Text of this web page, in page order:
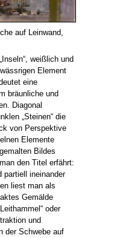
auf Leinwand,
weißlich und
Element
eine
bräunliche und
Diagonal
„Steinen“ die
von Perspektive
Elemente
Bildes
den Titel erfährt:
partiell ineinander
liest man als
Gemälde
oder
und
der Schwebe auf